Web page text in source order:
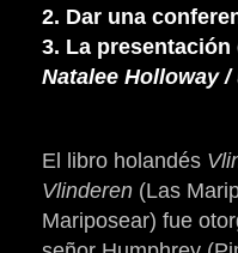
2. Dar una
3. La presentación
Natalee Holloway
El libro holandés
Vlinderen (Las
Mariposear) fue